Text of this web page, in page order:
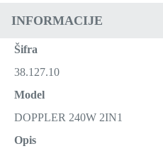
INFORMACIJE
Šifra
38.127.10
Model
DOPPLER 240W 2IN1
Opis